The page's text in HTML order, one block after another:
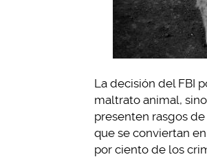
La decisión del FBI
maltrato animal,
presenten rasgos
que se conviertan
por ciento de los